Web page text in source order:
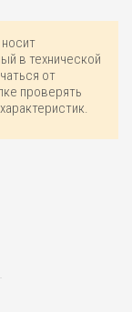
в технической
от
проверять